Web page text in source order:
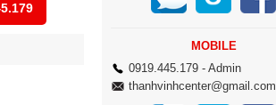
MOBILE
0919.445.179 - Admin
thanhvinhcenter@gmail.com